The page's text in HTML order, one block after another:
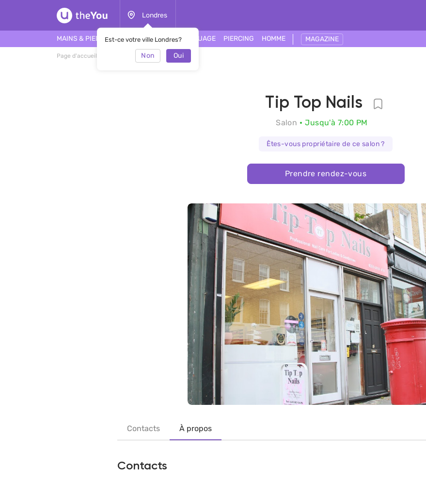
Londres
Est-ce votre ville Londres?
Non Oui
MAINS & PIEDS CHEVEUX VISAGE TATOUAGE PIERCING HOMME MAGAZINE
Page d'accueil Salon Tip Top Nails
Tip Top Nails
Salon Jusqu'à 7:00 PM
Êtes-vous propriétaire de ce salon ?
Prendre rendez-vous
Contacts À propos
Contacts